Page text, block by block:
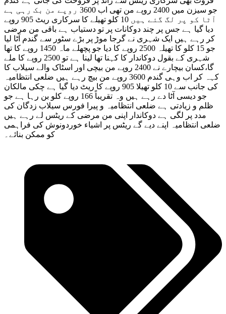
جو سیزن میں 2400 روپے من تھی اب 3600 روپے من بک رہی ہے
آٹا کو پر لگ گئے ہیں 10 کلو تھیلے کا سرکاری ریٹ 905 روپے
دیا گیا ہے جس پر چند دوکانات پر تو دستیاب ہے باقی من مرضی
کر رہے ہیں ایک شہری نے گرجا موڑ پر بڑے سٹور سے گندم آٹا لیا
جو 15 کلو کا تھیلہ 2500 روپے کا دیا جو پچھلے ماہ 1450 روپے کا تھا
شہری کے بقول دوکاندار کا کہنا تھا لینا ہے تو 2500 روپے کا ملے
گا،کسان بیچارے نے 2400 روپے من بیچی اور اسٹاک والے سیلاب کا
کہہ کر اب وہی گندم 3600 روپے من بیچ رہے ہیں ضلعی انتظامیہ
کی جانب سے 10 کلو تھیلا 905 روپے کا ریٹ دیا گیا ہے چکی مالکان
جو دیسی آٹا دے رہے ہیں وہ تقریباً 166 روپے کلو بن رہا ہے جو
ظلم و زیادتی ہے ضلعی انتظامیہ و پیرا فورس سیلاب زدگان کی
مدد پر لگی ہے دوکاندار اپنی من مرضی کے ریٹس لے رہے ہیں
ضلعی انتظامیہ اپنے دیے گے ریٹس پر اشیاء خوردونوش کی فراہمی
کو ممکن بنائے۔